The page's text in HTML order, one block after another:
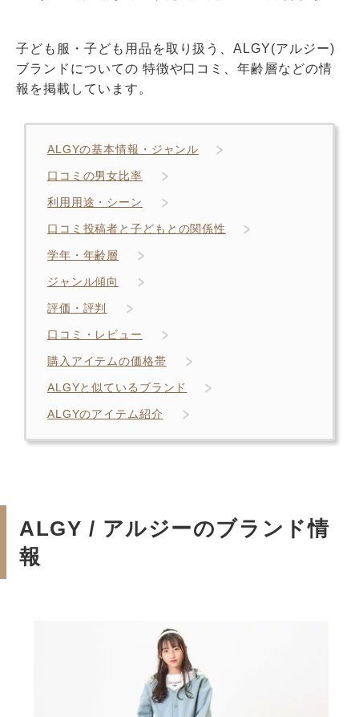
子ども服・子ども用品を取り扱う、ALGY(アルジー)
ブランドについての 特徴や口コミ、年齢層などの情
報を掲載しています。
ALGYの基本情報・ジャンル
口コミの男女比率
利用用途・シーン
口コミ投稿者と子どもとの関係性
学年・年齢層
ジャンル傾向
評価・評判
口コミ・レビュー
購入アイテムの価格帯
ALGYと似ているブランド
ALGYのアイテム紹介
ALGY / アルジーのブランド情
報